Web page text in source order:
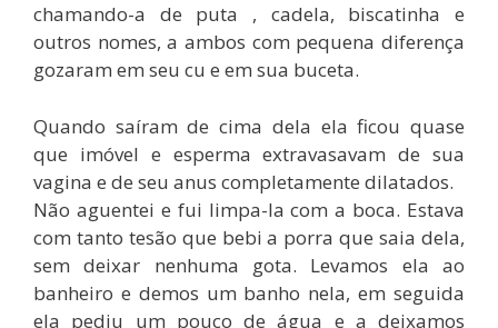
chamando-a de puta , cadela, biscatinha e
outros nomes, a ambos com pequena diferença
gozaram em seu cu e em sua buceta.
Quando saíram de cima dela ela ficou quase
que imóvel e esperma extravasavam de sua
vagina e de seu anus completamente dilatados.
Não aguentei e fui limpa-la com a boca. Estava
com tanto tesão que bebi a porra que saia dela,
sem deixar nenhuma gota. Levamos ela ao
banheiro e demos um banho nela, em seguida
ela pediu um pouco de água e a deixamos